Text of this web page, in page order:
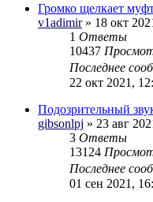
Громко щелкает
v1adimir» 18 окт
1 Ответы
10437
Последнее
22 окт 2021,
Подозрительный
gibsonlpj » 23 авг
3 Ответы
13124
Последнее
01 сен 2021,